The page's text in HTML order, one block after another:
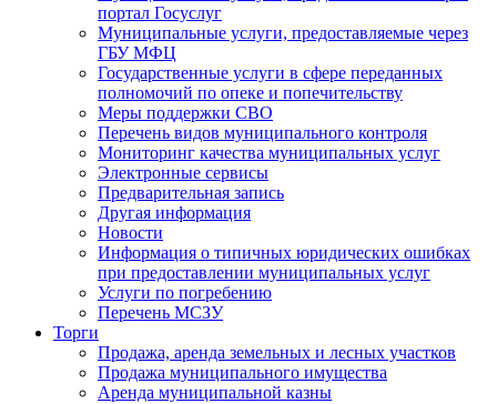
портал Госуслуг
Муниципальные услуги, предоставляемые через
ГБУ МФЦ
Государственные услуги в сфере переданных
полномочий по опеке и попечительству
Меры поддержки СВО
Перечень видов муниципального контроля
Мониторинг качества муниципальных услуг
Электронные сервисы
Предварительная запись
Другая информация
Новости
Информация о типичных юридических ошибках
при предоставлении муниципальных услуг
Услуги по погребению
Перечень МСЗУ
Торги
Продажа, аренда земельных и лесных участков
Продажа муниципального имущества
Аренда муниципальной казны